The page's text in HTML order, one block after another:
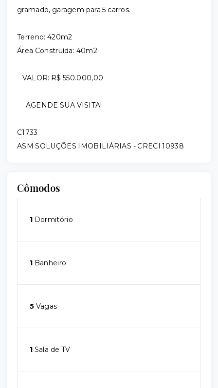
gramado, garagem para 5 carros.
Terreno: 420m2
Área Construída: 40m2
VALOR: R$ 550.000,00
AGENDE SUA VISITA!
C1733
ASM SOLUÇÕES IMOBILIÁRIAS - CRECI 10938
Cômodos
1 Dormitório
1 Banheiro
5 Vagas
1 Sala de TV